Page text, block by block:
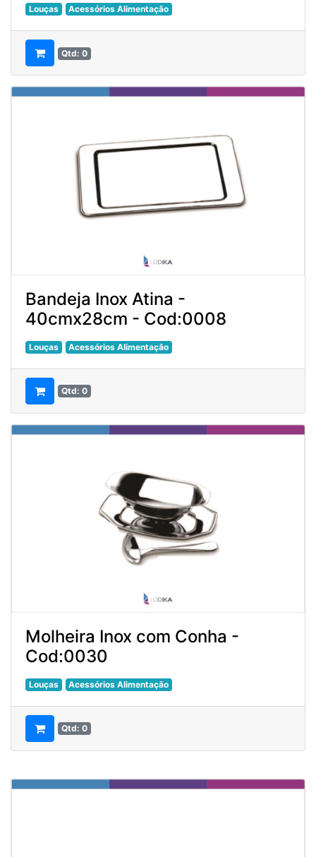
Louças Acessórios Alimentação
Qtd: 0
Bandeja Inox Atina -
40cmx28cm - Cod:0008
Louças Acessórios Alimentação
Qtd: 0
Molheira Inox com Conha -
Cod:0030
Louças Acessórios Alimentação
Qtd: 0